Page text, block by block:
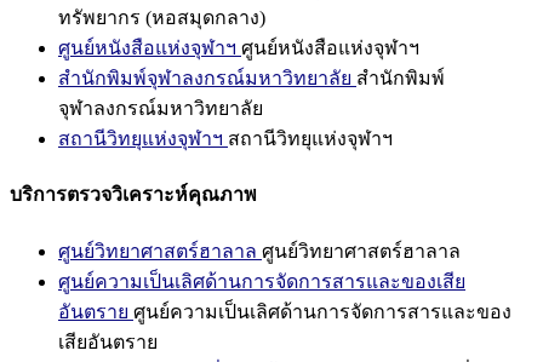
ทรัพยากร (หอสมุดกลาง)
ศูนย์หนังสือแห่งจุฬาฯ ศูนย์หนังสือแห่งจุฬาฯ
สำนักพิมพ์จุฬาลงกรณ์มหาวิทยาลัย สำนักพิมพ์
จุฬาลงกรณ์มหาวิทยาลัย
สถานีวิทยุแห่งจุฬาฯ สถานีวิทยุแห่งจุฬาฯ
บริการตรวจวิเคราะห์คุณภาพ
ศูนย์วิทยาศาสตร์ฮาลาล ศูนย์วิทยาศาสตร์ฮาลาล
ศูนย์ความเป็นเลิศด้านการจัดการสารและของเสีย
อันตราย ศูนย์ความเป็นเลิศด้านการจัดการสารและของ
เสียอันตราย